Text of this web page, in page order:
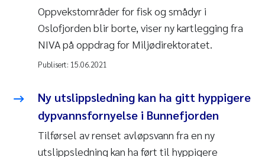
Oppvekstområder for fisk og smådyr i
Oslofjorden blir borte, viser ny kartlegging fra
NIVA på oppdrag for Miljødirektoratet.
Publisert: 15.06.2021
Ny utslippsledning kan ha gitt hyppigere
dypvannsfornyelse i Bunnefjorden
Tilførsel av renset avløpsvann fra en ny
utslippsledning kan ha ført til hyppigere